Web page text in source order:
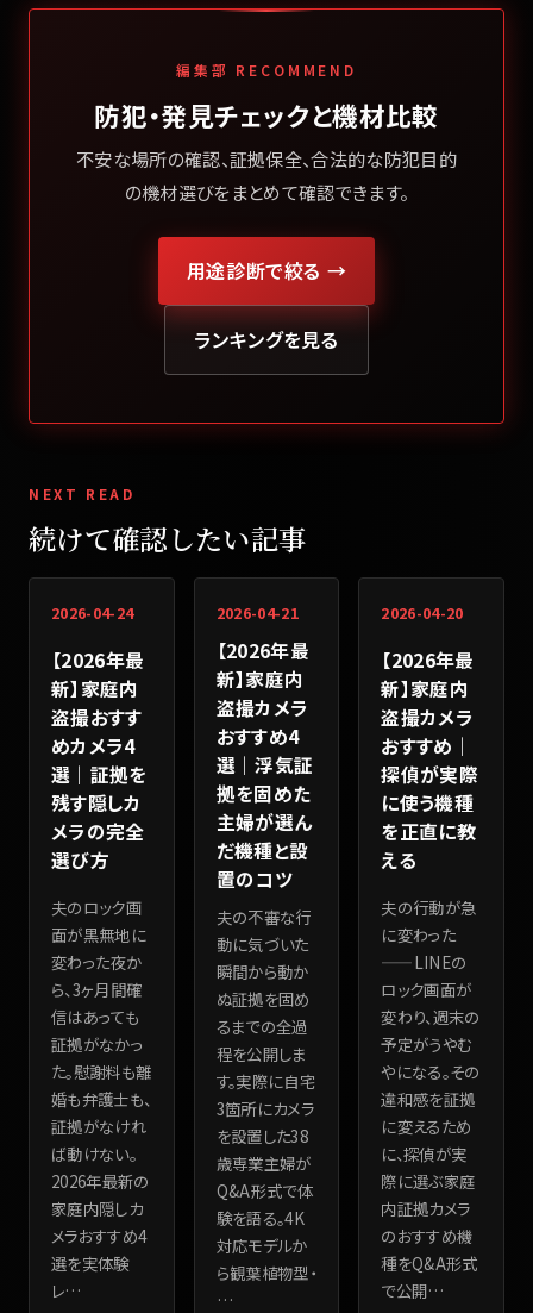
編集部 RECOMMEND
防犯・発見チェックと機材比較
不安な場所の確認、証拠保全、合法的な防犯目的
の機材選びをまとめて確認できます。
用途診断で絞る →
ランキングを見る
NEXT READ
続けて確認したい記事
2026-04-24
【2026年最
新】家庭内
盗撮おすす
めカメラ4
選｜証拠を
残す隠しカ
メラの完全
選び方
夫のロック画
面が黒無地に
変わった夜か
ら、3ヶ月間確
信はあっても
証拠がなかっ
た。慰謝料も離
婚も弁護士も、
証拠がなけれ
ば動けない。
2026年最新の
家庭内隠しカ
メラおすすめ4
選を実体験
レ…
2026-04-21
【2026年最
新】家庭内
盗撮カメラ
おすすめ4
選｜浮気証
拠を固めた
主婦が選ん
だ機種と設
置のコツ
夫の不審な行
動に気づいた
瞬間から動か
ぬ証拠を固め
るまでの全過
程を公開しま
す。実際に自宅
3箇所にカメラ
を設置した38
歳専業主婦が
Q&A形式で体
験を語る。4K
対応モデルか
ら観葉植物型・
…
2026-04-20
【2026年最
新】家庭内
盗撮カメラ
おすすめ｜
探偵が実際
に使う機種
を正直に教
える
夫の行動が急
に変わった
——LINEの
ロック画面が
変わり、週末の
予定がうやむ
やになる。その
違和感を証拠
に変えるため
に、探偵が実
際に選ぶ家庭
内証拠カメラ
のおすすめ機
種をQ&A形式
で公開…